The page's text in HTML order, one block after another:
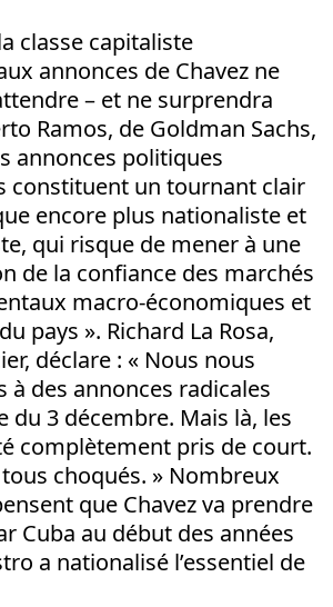
classe capitaliste
annonces de Chavez ne
– et ne surprendra
Ramos, de Goldman Sachs,
annonces politiques
constituent un tournant clair
encore plus nationaliste et
qui risque de mener à une
de la confiance des marchés
macro-économiques et
pays ». Richard La Rosa,
déclare : « Nous nous
à des annonces radicales
du 3 décembre. Mais là, les
complètement pris de court.
choqués. » Nombreux
que Chavez va prendre
Cuba au début des années
a nationalisé l’essentiel de